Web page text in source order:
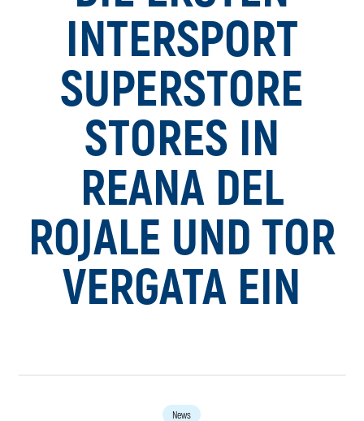
INTERSPORT
SUPERSTORE
STORES IN
REANA DEL
ROJALE UND TOR
VERGATA EIN
News